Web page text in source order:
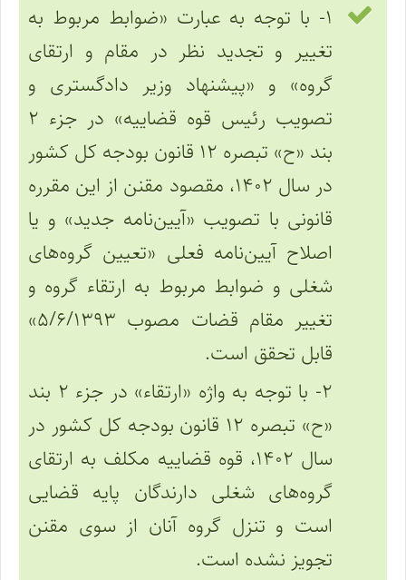
۱- با توجه به عبارت «ضوابط مربوط به
تغییر و تجدید نظر در مقام و ارتقای
گروه» و «پیشنهاد وزیر دادگستری و
تصویب رئیس قوه قضاییه» در جزء ۲
بند «ح» تبصره ۱۲ قانون بودجه کل کشور
در سال ۱۴۰۲، مقصود مقنن از این مقرره
قانونی با تصویب «آیین‌نامه جدید» و یا
اصلاح آیین‌نامه فعلی «تعیین گروه‌های
شغلی و ضوابط مربوط به ارتقاء گروه و
تغییر مقام قضات مصوب ۵/۶/۱۳۹۳»
قابل تحقق است.
۲- با توجه به واژه «ارتقاء» در جزء ۲ بند
«ح» تبصره ۱۲ قانون بودجه کل کشور در
سال ۱۴۰۲، قوه قضاییه مکلف به ارتقای
گروه‌های شغلی دارندگان پایه قضایی
است و تنزل گروه آنان از سوی مقنن
تجویز نشده است.